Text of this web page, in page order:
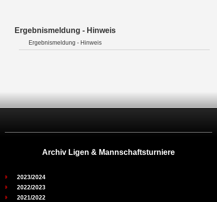
Ergebnismeldung - Hinweis
Ergebnismeldung - Hinweis
Archiv Ligen & Mannschaftsturniere
2023/2024
2022/2023
2021/2022